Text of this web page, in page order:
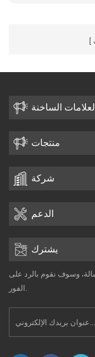
العلامات الساخنة
منتجات
شركة
الدعم
يشترك
وسوف نقوم بالرد على
الفور.